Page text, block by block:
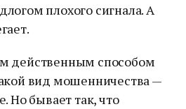
плохого сигнала. А
действенным способом
вид мошенничества —
Но бывает так, что